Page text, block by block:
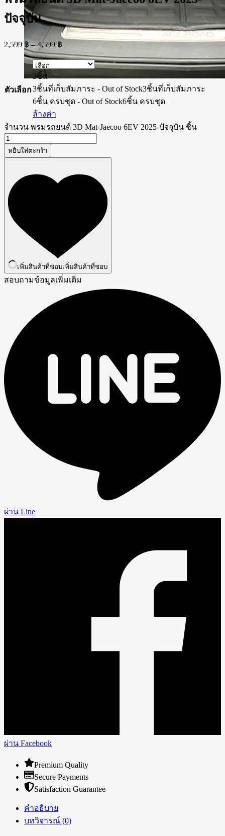
ปัจจุบัน
2,599 ฿–4,599 ฿
ตัวเลือก
3ชิ้น
3ชิ้นที่เก็บสัมภาระ - Out of Stock3ชิ้นที่เก็บสัมภาระ
6ชิ้น ครบชุด - Out of Stock6ชิ้น ครบชุด
ล้างค่า
จำนวน พรมรถยนต์ 3D Mat-Jaecoo 6EV 2025-ปัจจุบัน ชิ้น
หยิบใส่ตะกร้า
เพิ่มสินค้าที่ชอบเพิ่มสินค้าที่ชอบ
สอบถามข้อมูลเพิ่มเติม
ผ่าน Line
ผ่าน Facebook
Premium Quality
Secure Payments
Satisfaction Guarantee
คำอธิบาย
บทวิจารณ์ (0)